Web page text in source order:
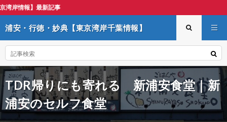
浦安・行徳・妙典【東京湾岸千葉情報】
TDR帰りにも寄れる 新浦安食堂｜新
浦安のセルフ食堂